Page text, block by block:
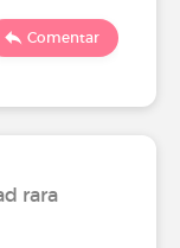
Comentar
rara